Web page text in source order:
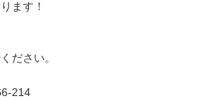
ます！
ださい。
214